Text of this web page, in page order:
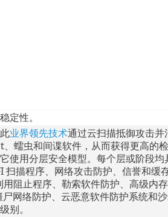
定性。
业界领先技术通过云扫描抵御攻击
蠕虫和间谍软件，从而获得更高的
使用分层安全模型。每个层或阶段均
描程序、网络攻击防护、信誉和缓
阻止程序、勒索软件防护、高级内
网络防护、云恶意软件防护系统和
别。